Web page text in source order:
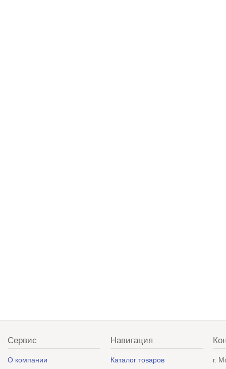
Сервис
О компании
Навигация
Каталог товаров
г.